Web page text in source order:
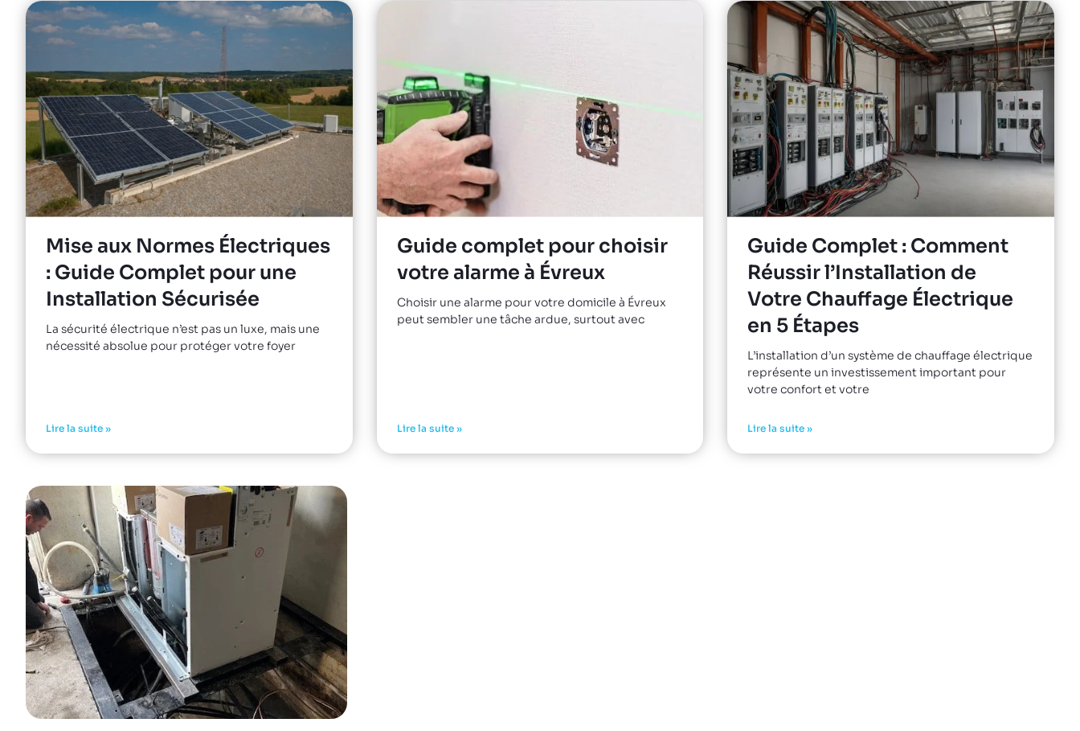
Mise aux Normes Électriques
: Guide Complet pour une
Installation Sécurisée
La sécurité électrique n’est pas un luxe, mais une
nécessité absolue pour protéger votre foyer
Lire la suite »
Guide complet pour choisir
votre alarme à Évreux
Choisir une alarme pour votre domicile à Évreux
peut sembler une tâche ardue, surtout avec
Lire la suite »
Guide Complet : Comment
Réussir l’Installation de
Votre Chauffage Électrique
en 5 Étapes
L’installation d’un système de chauffage électrique
représente un investissement important pour
votre confort et votre
Lire la suite »